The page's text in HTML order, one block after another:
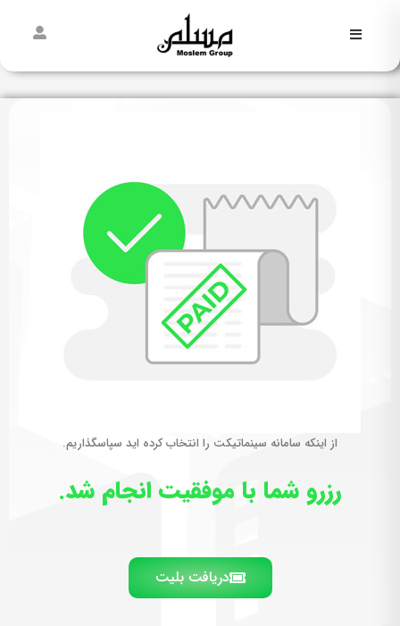
نیمه
از اینکه سامانه سینماتیکت را انتخاب کرده اید سپاسگذاریم.
رزرو شما با موفقیت انجام شد.
دریافت بلیت